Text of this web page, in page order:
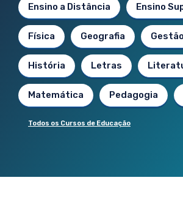
Ensino a Distância Ensino
Física Geografia
História Letras
Matemática Pedagogia
Todos os Cursos de Educação